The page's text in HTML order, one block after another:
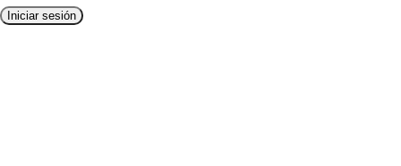
Iniciar sesión